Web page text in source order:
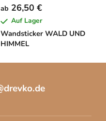
Wandsticker WALD UND
HIMMEL
ab 26,50 €
Auf Lager
drevko.de